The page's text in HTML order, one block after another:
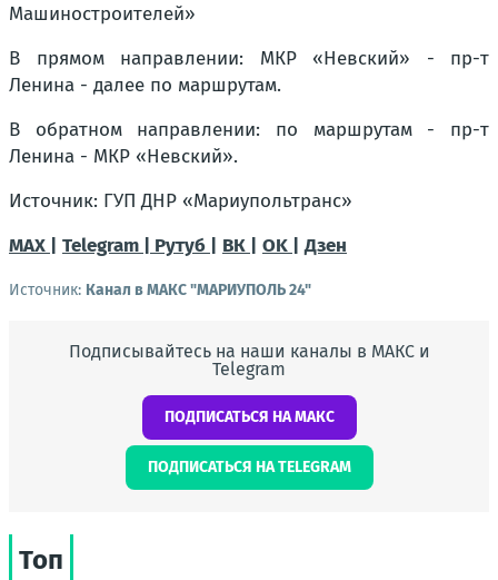
Машиностроителей»
В прямом направлении: МКР «Невский» - пр-т
Ленина - далее по маршрутам.
В обратном направлении: по маршрутам - пр-т
Ленина - МКР «Невский».
Источник: ГУП ДНР «Мариупольтранс»
МАХ | Telegram | Рутуб | ВК | OK | Дзен
Источник: Канал в МАКС "МАРИУПОЛЬ 24"
Подписывайтесь на наши каналы в МАКС и
Telegram
ПОДПИСАТЬСЯ НА МАКС
ПОДПИСАТЬСЯ НА TELEGRAM
Топ